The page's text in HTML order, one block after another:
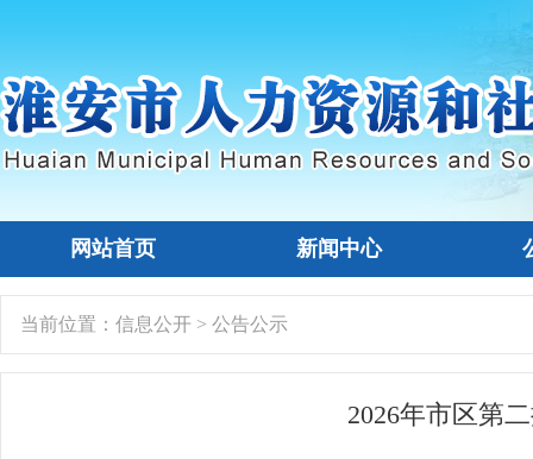
网站首页 新闻中心
当前位置： 信息公开 > 公告公示
2026年市区第